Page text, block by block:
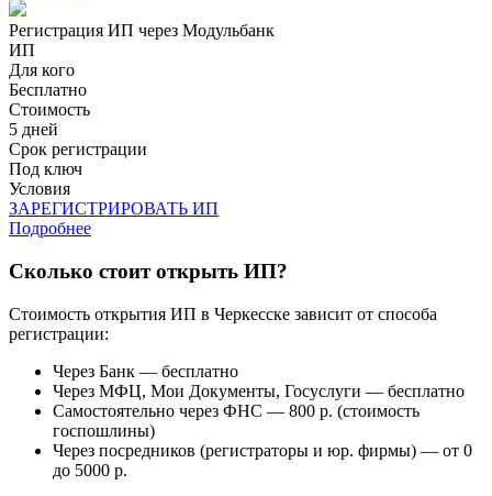
Регистрация ИП через Модульбанк
ИП
Для кого
Бесплатно
Стоимость
5 дней
Срок регистрации
Под ключ
Условия
ЗАРЕГИСТРИРОВАТЬ ИП
Подробнее
Сколько стоит открыть ИП?
Стоимость открытия ИП в Черкесске зависит от способа
регистрации:
Через Банк — бесплатно
Через МФЦ, Мои Документы, Госуслуги — бесплатно
Самостоятельно через ФНС — 800 р. (стоимость
госпошлины)
Через посредников (регистраторы и юр. фирмы) — от 0
до 5000 р.